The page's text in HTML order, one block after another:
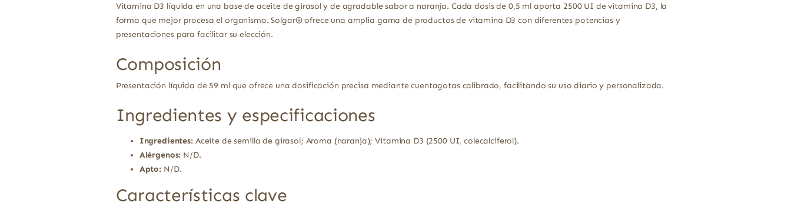
Vitamina D3 líquida en una base de aceite de girasol y de agradable sabor a naranja. Cada dosis de 0,5 ml aporta 2500 UI de vitamina D3, la
forma que mejor procesa el organismo. Solgar® ofrece una amplia gama de productos de vitamina D3 con diferentes potencias y
presentaciones para facilitar su elección.
Composición
Presentación líquida de 59 ml que ofrece una dosificación precisa mediante cuentagotas calibrado, facilitando su uso diario y personalizada.
Ingredientes y especificaciones
Ingredientes:Aceite de semilla de girasol; Aroma (naranja); Vitamina D3 (2500 UI, colecalciferol).
Alérgenos: N/D.
Apto: N/D.
Características clave